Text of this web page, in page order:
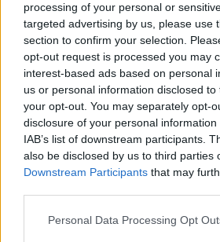
processing of your personal or
targeted advertising by us, please use
section to confirm your selection.
opt-out request is processed you may
interest-based ads based on personal
us or personal information disclosed
your opt-out. You may separately opt-
disclosure of your personal
IAB’s list of downstream participants.
also be disclosed by us to third parties
Downstream Participants that may
Please note that this website/app uses
Personal Data Processing Opt
πρώτοι όλες τιςειδήσειςαπό την